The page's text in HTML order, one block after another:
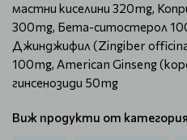
мастни киселини 320mg,
300mg, Бета-ситостерол
Джинджифил (Zingiber
100mg, American Ginseng
гинсенозиди 50mg
Виж продукти от